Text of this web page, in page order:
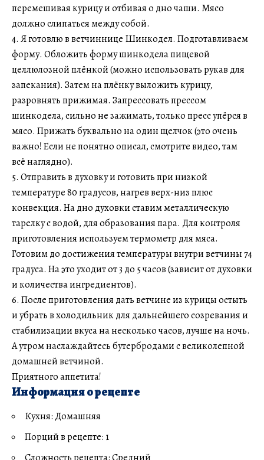
перемешивая курицу и отбивая о дно чаши. Мясо
должно слипаться между собой.
4. Я готовлю в ветчиннице Шинкодел. Подготавливаем
форму. Обложить форму шинкодела пищевой
целлюлозной плёнкой (можно использовать рукав для
запекания). Затем на плёнку выложить курицу,
разровнять прижимая. Запрессовать прессом
шинкодела, сильно не зажимать, только пресс упёрся в
мясо. Прижать буквально на один щелчок (это очень
важно! Если не понятно описал, смотрите видео, там
всё наглядно).
5. Отправить в духовку и готовить при низкой
температуре 80 градусов, нагрев верх-низ плюс
конвекция. На дно духовки ставим металлическую
тарелку с водой, для образования пара. Для контроля
приготовления используем термометр для мяса.
Готовим до достижения температуры внутри ветчины 74
градуса. На это уходит от 3 до 5 часов (зависит от духовки
и количества ингредиентов).
6. После приготовления дать ветчине из курицы остыть
и убрать в холодильник для дальнейшего созревания и
стабилизации вкуса на несколько часов, лучше на ночь.
А утром наслаждайтесь бутербродами с великолепной
домашней ветчиной.
Приятного аппетита!
Информация о рецепте
Кухня: Домашняя
Порций в рецепте: 1